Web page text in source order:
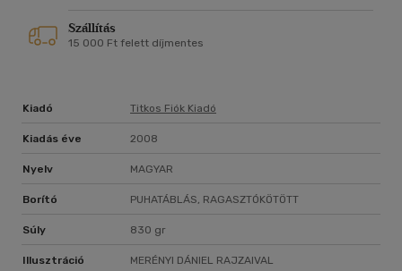
Szállítás
15 000 Ft felett díjmentes
Kiadó Titkos Fiók Kiadó
Kiadás éve 2008
Nyelv MAGYAR
Borító PUHATÁBLÁS, RAGASZTÓKÖTÖTT
Súly 830 gr
Illusztráció MERÉNYI DÁNIEL RAJZAIVAL